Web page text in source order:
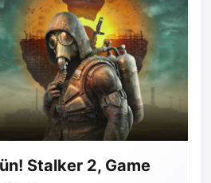
Stalker 2, Game